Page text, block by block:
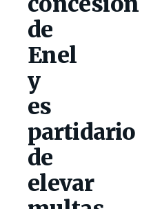
de
Enel
y
es
partidario
de
elevar